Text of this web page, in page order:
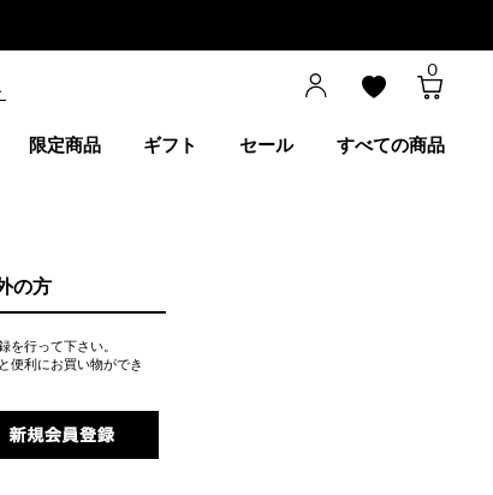
0
限定商品 ギフト セール すべての商品
の方
を行って下さい。
便利にお買い物ができ